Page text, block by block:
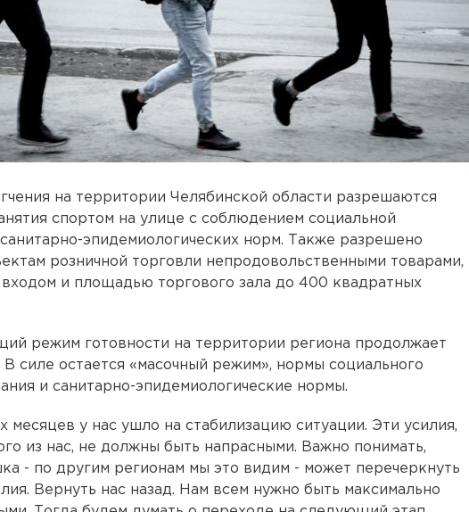
на территории Челябинской области разрешаются
спортом на улице с соблюдением социальной
эпидемиологических норм. Также разрешено
розничной торговли непродовольственными товарами,
и площадью торгового зала до 400 квадратных
режим готовности на территории региона продолжает
В силе остается «масочный режим», нормы социального
и санитарно-эпидемиологические нормы.
месяцев у нас ушло на стабилизацию ситуации. Эти усилия,
из нас, не должны быть напрасными. Важно понимать,
- по другим регионам мы это видим - может перечеркнуть
Вернуть нас назад. Нам всем нужно быть максимально